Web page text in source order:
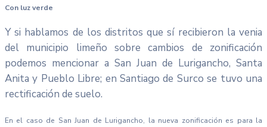
Con luz verde
Y si hablamos de los distritos que sí recibieron la venia
del municipio limeño sobre cambios de zonificación
podemos mencionar a San Juan de Lurigancho, Santa
Anita y Pueblo Libre; en Santiago de Surco se tuvo una
rectificación de suelo.
En el caso de San Juan de Lurigancho, la nueva zonificación es para la